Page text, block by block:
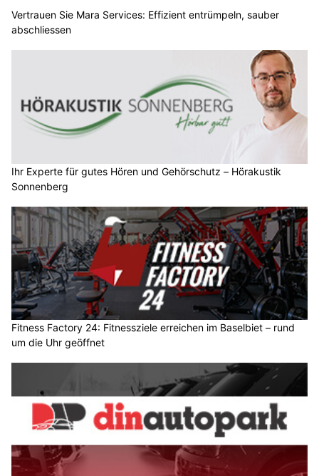
Vertrauen Sie Mara Services: Effizient entrümpeln, sauber
abschliessen
Ihr Experte für gutes Hören und Gehörschutz – Hörakustik
Sonnenberg
Fitness Factory 24: Fitnessziele erreichen im Baselbiet – rund
um die Uhr geöffnet